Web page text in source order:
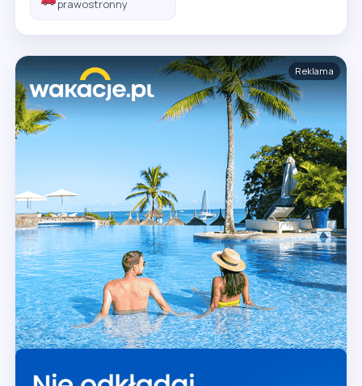
prawostronny
Reklama